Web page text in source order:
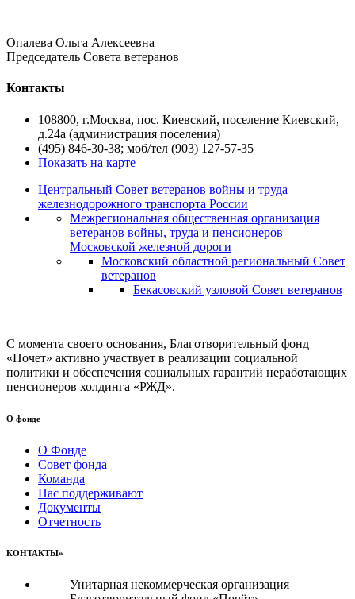
Опалева Ольга Алексеевна
Председатель Совета ветеранов
Контакты
108800, г.Москва, пос. Киевский, поселение Киевский,
д.24а (администрация поселения)
(495) 846-30-38; моб/тел (903) 127-57-35
Показать на карте
Центральный Совет ветеранов войны и труда
железнодорожного транспорта России
Межрегиональная общественная организация
ветеранов войны, труда и пенсионеров
Московской железной дороги
Московский областной региональный Совет
ветеранов
Бекасовский узловой Совет ветеранов
С момента своего основания, Благотворительный фонд
«Почет» активно участвует в реализации социальной
политики и обеспечения социальных гарантий неработающих
пенсионеров холдинга «РЖД».
О фонде
О Фонде
Совет фонда
Команда
Нас поддерживают
Документы
Отчетность
КОНТАКТЫ»
Унитарная некоммерческая организация